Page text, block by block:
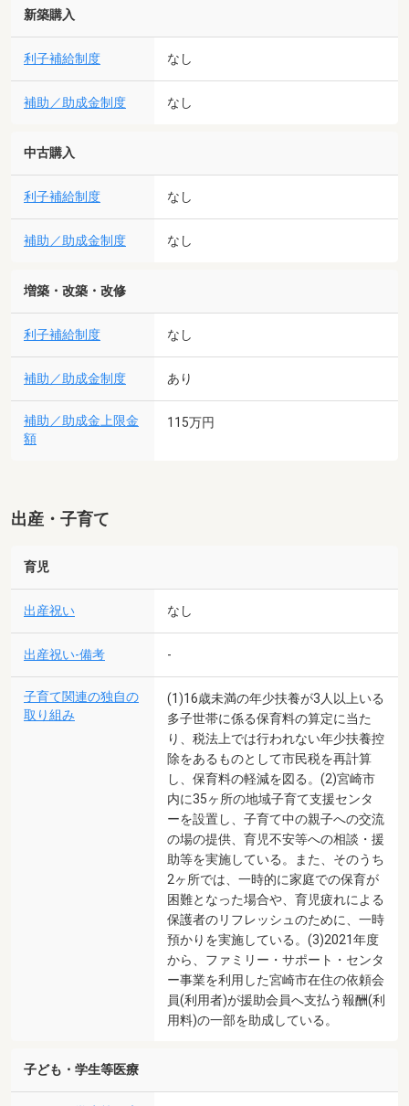
新築購入
利子補給制度 なし
補助／助成金制度 なし
中古購入
利子補給制度 なし
補助／助成金制度 なし
増築・改築・改修
利子補給制度 なし
補助／助成金制度 あり
補助／助成金上限金
額
115万円
出産・子育て
育児
出産祝い なし
出産祝い-備考 -
子育て関連の独自の
取り組み
(1)16歳未満の年少扶養が3人以上いる
多子世帯に係る保育料の算定に当た
り、税法上では行われない年少扶養控
除をあるものとして市民税を再計算
し、保育料の軽減を図る。(2)宮崎市
内に35ヶ所の地域子育て支援センタ
ーを設置し、子育て中の親子への交流
の場の提供、育児不安等への相談・援
助等を実施している。また、そのうち
2ヶ所では、一時的に家庭での保育が
困難となった場合や、育児疲れによる
保護者のリフレッシュのために、一時
預かりを実施している。(3)2021年度
から、ファミリー・サポート・センタ
ー事業を利用した宮崎市在住の依頼会
員(利用者)が援助会員へ支払う報酬(利
用料)の一部を助成している。
子ども・学生等医療